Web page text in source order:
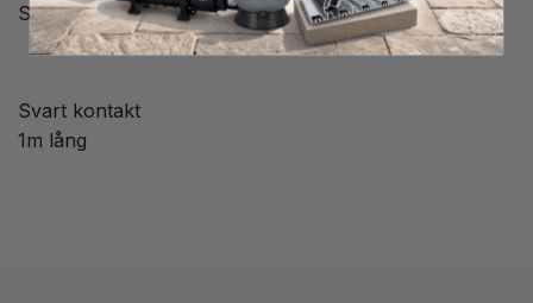
Sitter i modeller från 2020-
Svart kontakt
1m lång